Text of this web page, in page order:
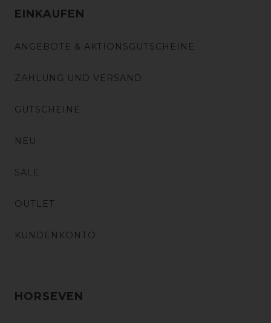
EINKAUFEN
ANGEBOTE & AKTIONSGUTSCHEINE
ZAHLUNG UND VERSAND
GUTSCHEINE
NEU
SALE
OUTLET
KUNDENKONTO
HORSEVEN